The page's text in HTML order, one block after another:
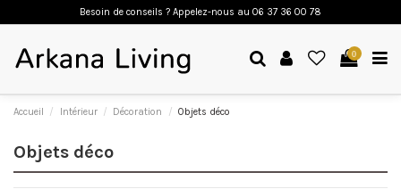
Besoin de conseils ? Appelez-nous au 06 37 36 00 78
0
Accueil Intérieur Décoration Objets déco
Objets déco